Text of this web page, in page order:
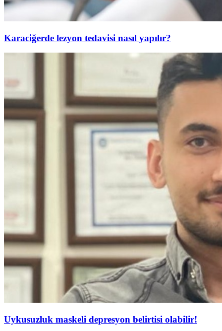
Karaciğerde lezyon tedavisi nasıl yapılır?
Uykusuzluk maskeli depresyon belirtisi olabilir!